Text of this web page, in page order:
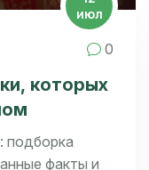
июл
0
которых
подборка
факты и